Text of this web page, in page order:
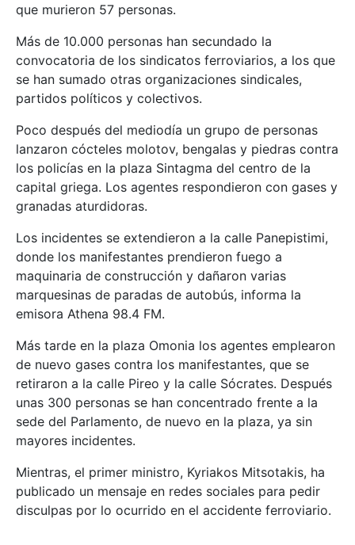
que murieron 57 personas.
Más de 10.000 personas han secundado la
convocatoria de los sindicatos ferroviarios, a los que
se han sumado otras organizaciones sindicales,
partidos políticos y colectivos.
Poco después del mediodía un grupo de personas
lanzaron cócteles molotov, bengalas y piedras contra
los policías en la plaza Sintagma del centro de la
capital griega. Los agentes respondieron con gases y
granadas aturdidoras.
Los incidentes se extendieron a la calle Panepistimi,
donde los manifestantes prendieron fuego a
maquinaria de construcción y dañaron varias
marquesinas de paradas de autobús, informa la
emisora Athena 98.4 FM.
Más tarde en la plaza Omonia los agentes emplearon
de nuevo gases contra los manifestantes, que se
retiraron a la calle Pireo y la calle Sócrates. Después
unas 300 personas se han concentrado frente a la
sede del Parlamento, de nuevo en la plaza, ya sin
mayores incidentes.
Mientras, el primer ministro, Kyriakos Mitsotakis, ha
publicado un mensaje en redes sociales para pedir
disculpas por lo ocurrido en el accidente ferroviario.